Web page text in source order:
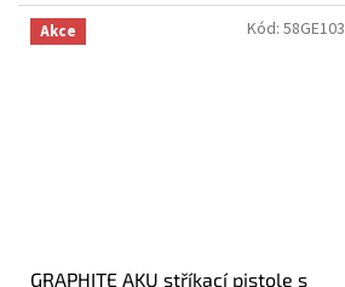
Akce
GRAPHITE AKU stříkací pistole s
Kód: 58GE103